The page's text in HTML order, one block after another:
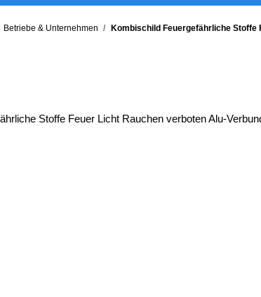
Betriebe & Unternehmen Kombischild Feuergefährliche Stoffe